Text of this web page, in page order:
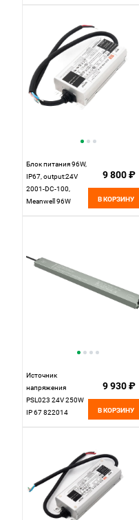
Блок питания 96W,
IP67, output:24V
2001-DC-100,
Meanwell 96W
L140*W63*H32
9 800 ₽
В КОРЗИНУ
Источник
напряжения
PSL023 24V 250W
IP 67 822014
9 930 ₽
В КОРЗИНУ